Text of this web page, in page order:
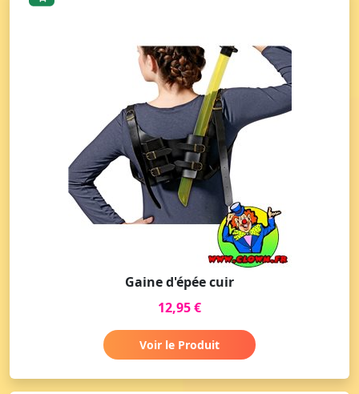
Gaine d'épée cuir
12,95 €
Voir le Produit